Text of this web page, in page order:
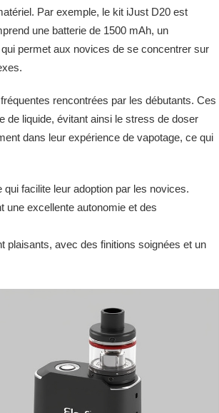
Par exemple, le kit iJust D20 est
une batterie de 1500 mAh, un
permet aux novices de se concentrer sur
rencontrées par les débutants. Ces
de liquide, évitant ainsi le stress de doser
dans leur expérience de vapotage, ce qui
facilite leur adoption par les novices.
une excellente autonomie et des
plaisants, avec des finitions soignées et un